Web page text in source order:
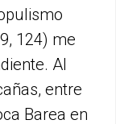
124) me
Al
entre
Barea en